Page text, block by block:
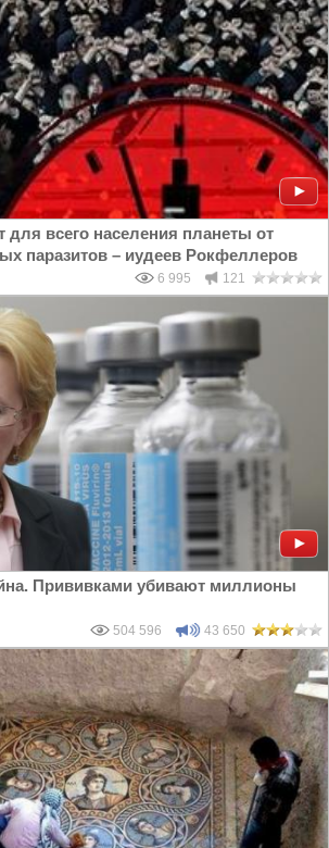
всего населения планеты от
паразитов – иудеев Рокфеллеров
6 995 121
Прививками убивают миллионы
504 596 43 650